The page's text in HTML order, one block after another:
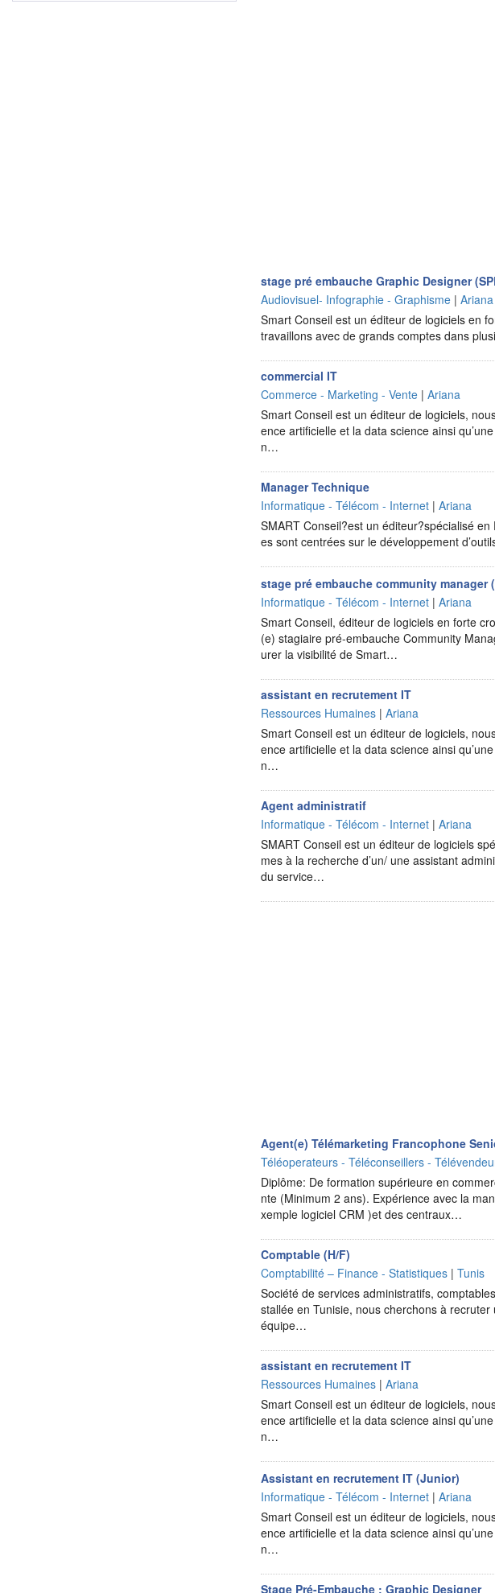
stage pré embauche Graphic Designer
Audiovisuel- Infographie - Graphisme |Ariana
Smart Conseil est un éditeur de logiciels en
travaillons avec de grands comptes dans
commercial IT
Commerce - Marketing - Vente |Ariana
Smart Conseil est un éditeur de logiciels,
ence artificielle et la data science ainsi
n…
Manager Technique
Informatique - Télécom - Internet |Ariana
SMART Conseil?est un éditeur?spécialisé
es sont centrées sur le développement
stage pré embauche community manager
Informatique - Télécom - Internet |Ariana
Smart Conseil, éditeur de logiciels en forte
(e) stagiaire pré-embauche Community
urer la visibilité de Smart…
assistant en recrutement IT
Ressources Humaines |Ariana
Smart Conseil est un éditeur de logiciels,
ence artificielle et la data science ainsi
n…
Agent administratif
Informatique - Télécom - Internet |Ariana
SMART Conseil est un éditeur de logiciels
mes à la recherche d’un/ une assistant
du service…
Agent(e) Télémarketing Francophone
Téléoperateurs - Téléconseillers -
Diplôme: De formation supérieure en
nte (Minimum 2 ans). Expérience avec la
xemple logiciel CRM )et des centraux…
Comptable (H/F)
Comptabilité – Finance - Statistiques |Tunis
Société de services administratifs,
stallée en Tunisie, nous cherchons à
équipe…
assistant en recrutement IT
Ressources Humaines |Ariana
Smart Conseil est un éditeur de logiciels,
ence artificielle et la data science ainsi
n…
Assistant en recrutement IT (Junior)
Informatique - Télécom - Internet |Ariana
Smart Conseil est un éditeur de logiciels,
ence artificielle et la data science ainsi
n…
Stage Pré-Embauche : Graphic Designer